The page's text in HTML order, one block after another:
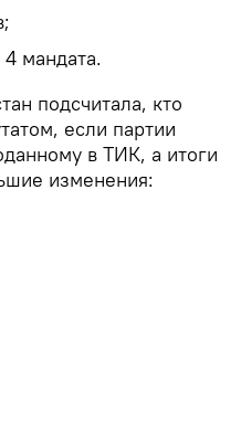
мандата.
подсчитала, кто
если партии
в ТИК, а итоги
изменения: